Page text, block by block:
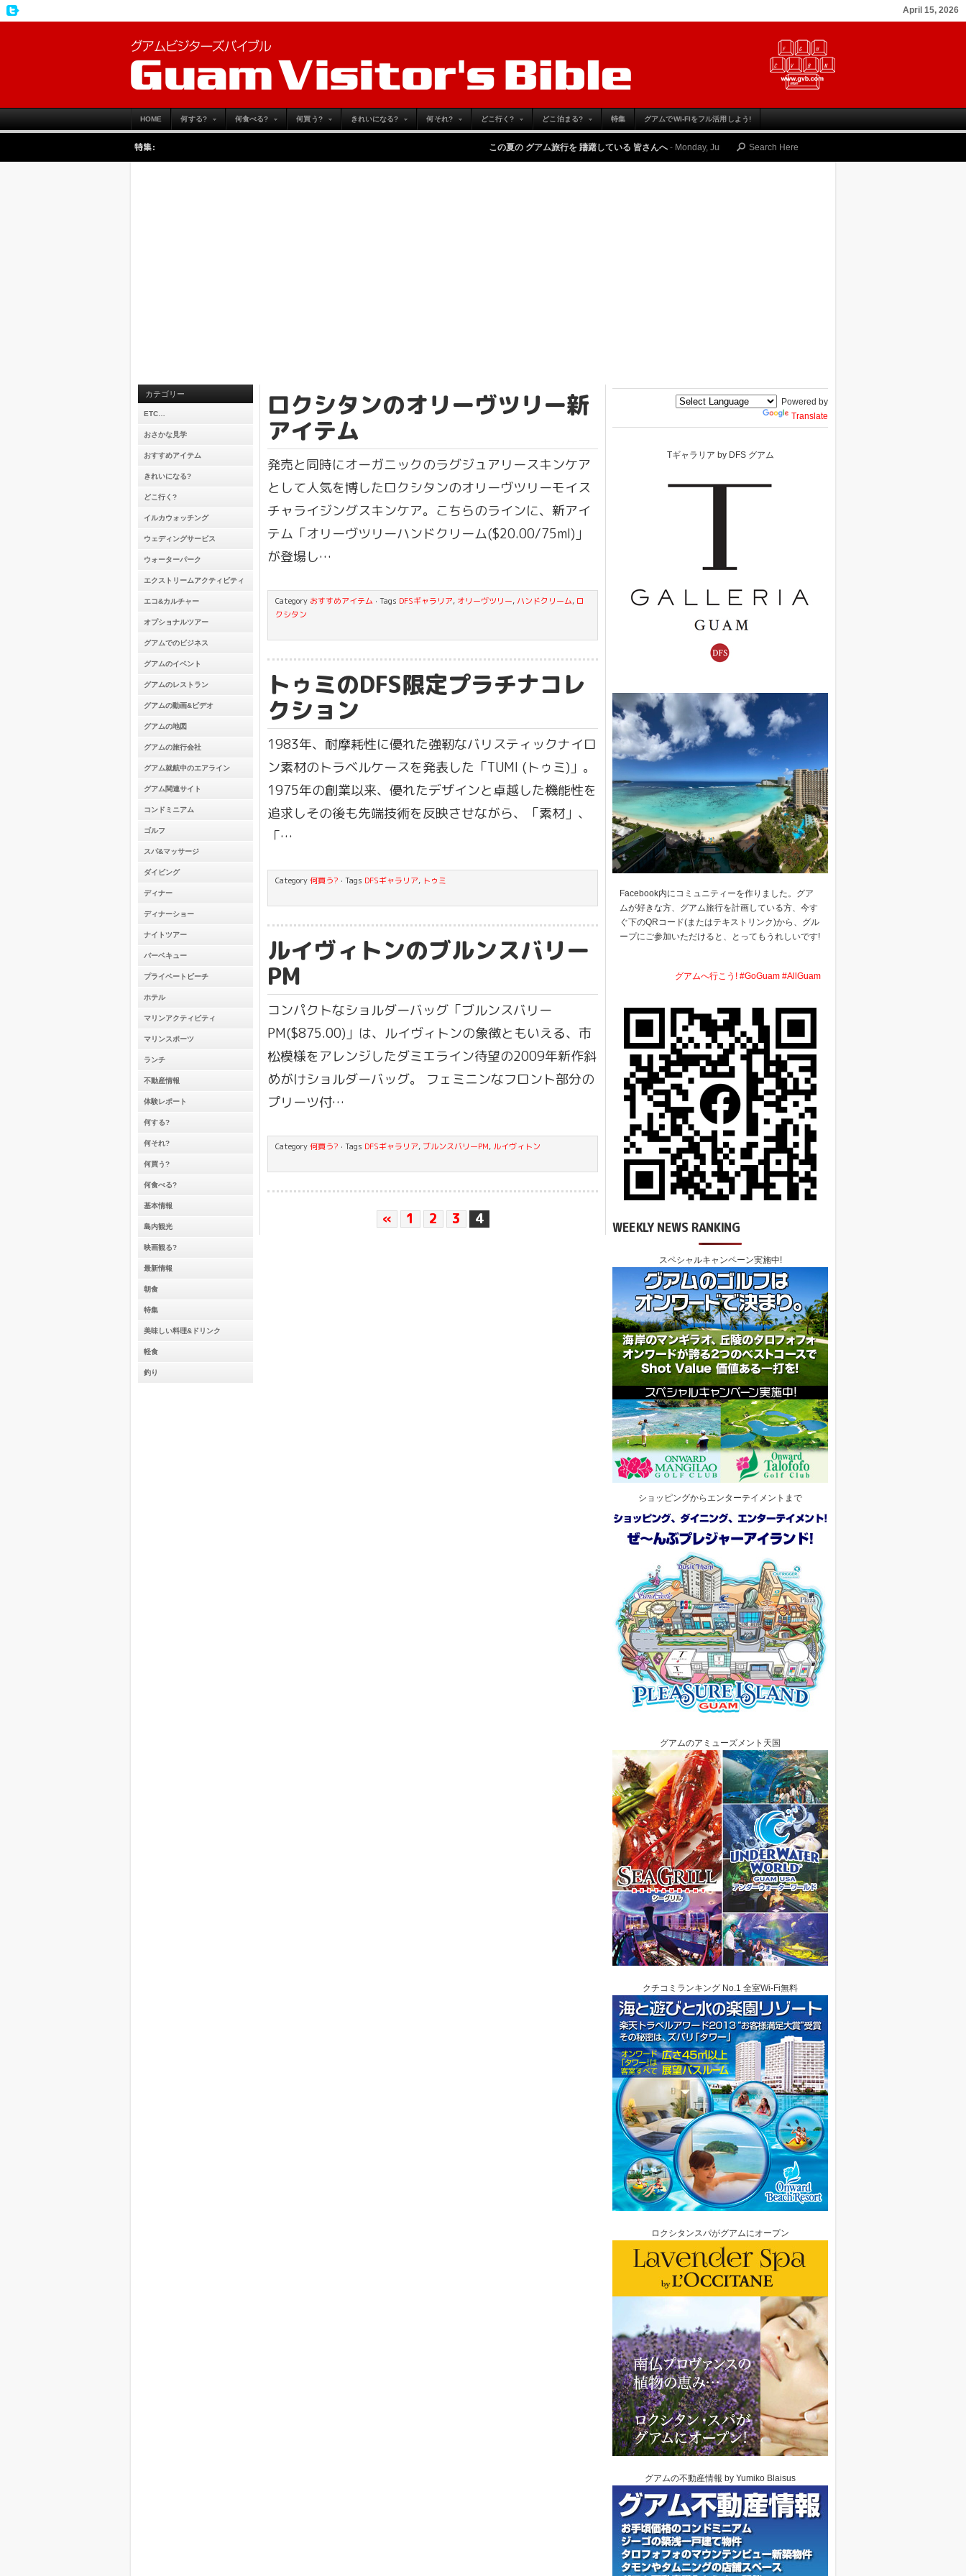
April 15, 2026
HOME 何する? 何食べる? 何買う? きれいになる? 何それ? どこ行く? どこ泊まる? 特集 グアムでWI-FIをフル活用しよう!
特集: この夏の グアム旅行を 躊躇している 皆さんへ-Monday, June 12, 2023 ゴルファーのための グアム旅行の魅力と その楽しみ方
カテゴリー
ETC…
おさかな見学
おすすめアイテム
きれいになる?
どこ行く?
イルカウォッチング
ウェディングサービス
ウォーターパーク
エクストリームアクティビティ
エコ&カルチャー
オプショナルツアー
グアムでのビジネス
グアムのイベント
グアムのレストラン
グアムの動画&ビデオ
グアムの地図
グアムの旅行会社
グアム就航中のエアライン
グアム関連サイト
コンドミニアム
ゴルフ
スパ&マッサージ
ダイビング
ディナー
ディナーショー
ナイトツアー
バーベキュー
プライベートビーチ
ホテル
マリンアクティビティ
マリンスポーツ
ランチ
不動産情報
体験レポート
何する?
何それ?
何買う?
何食べる?
基本情報
島内観光
映画観る?
最新情報
朝食
特集
美味しい料理&ドリンク
軽食
釣り
ロクシタンのオリーヴツリー新
アイテム
発売と同時にオーガニックのラグジュアリースキンケア
として人気を博したロクシタンのオリーヴツリーモイス
チャライジングスキンケア。こちらのラインに、新アイ
テム「オリーヴツリーハンドクリーム($20.00/75ml)」
が登場し…
Category おすすめアイテム · Tags DFSギャラリア, オリーヴツリー, ハンドクリーム, ロ
クシタン
トゥミのDFS限定プラチナコレ
クション
1983年、耐摩耗性に優れた強靭なバリスティックナイロ
ン素材のトラベルケースを発表した「TUMI (トゥミ)」。
1975年の創業以来、優れたデザインと卓越した機能性を
追求しその後も先端技術を反映させながら、「素材」、
「…
Category何買う? · Tags DFSギャラリア, トゥミ
ルイヴィトンのブルンスバリー
PM
コンパクトなショルダーバッグ「ブルンスバリー
PM($875.00)」は、ルイヴィトンの象徴ともいえる、市
松模様をアレンジしたダミエライン待望の2009年新作斜
めがけショルダーバッグ。 フェミニンなフロント部分の
プリーツ付…
Category何買う? · Tags DFSギャラリア, ブルンスバリーPM, ルイヴィトン
« 1 2 3 4
Powered by
Translate
Tギャラリア by DFS グアム
Facebook内にコミュニティーを作りました。グア
ムが好きな方、グアム旅行を計画している方、今す
ぐ下のQRコード(またはテキストリンク)から、グル
ープにご参加いただけると、とってもうれしいです!
グアムへ行こう! #GoGuam #AllGuam
WEEKLY NEWS RANKING
スペシャルキャンペーン実施中!
ショッピングからエンターテイメントまで
グアムのアミューズメント天国
クチコミランキング No.1 全室Wi-Fi無料
ロクシタンスパがグアムにオープン
グアムの不動産情報 by Yumiko Blaisus